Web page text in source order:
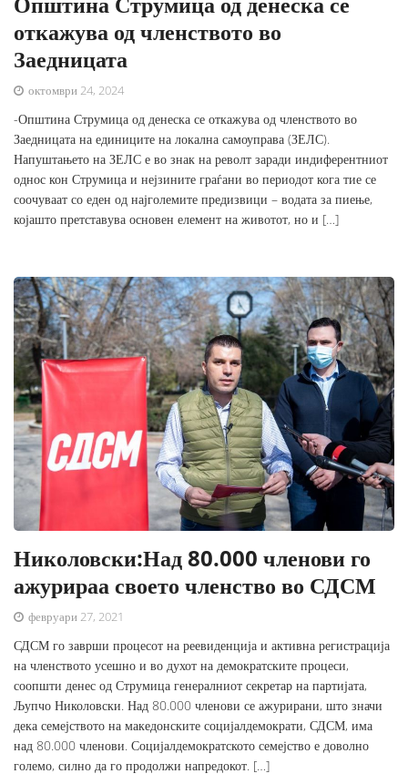
откажува од членството во
Заедницата
октомври 24, 2024
-Општина Струмица од денеска се откажува од членството во
Заедницата на единиците на локална самоуправа (ЗЕЛС).
Напуштањето на ЗЕЛС е во знак на револт заради индиферентниот
однос кон Струмица и нејзините граѓани во периодот кога тие се
соочуваат со еден од најголемите предизвици – водата за пиење,
којашто претставува основен елемент на животот, но и […]
Николовски:Над 80.000 членови го
ажурираа своето членство во СДСМ
февруари 27, 2021
СДСМ го заврши процесот на реевиденција и активна регистрација
на членството усешно и во духот на демократските процеси,
соопшти денес од Струмица генералниот секретар на партијата,
Љупчо Николовски. Над 80.000 членови се ажурирани, што значи
дека семејството на македонските социјалдемократи, СДСМ, има
над 80.000 членови. Социјалдемократското семејство е доволно
големо, силно да го продолжи напредокот. […]